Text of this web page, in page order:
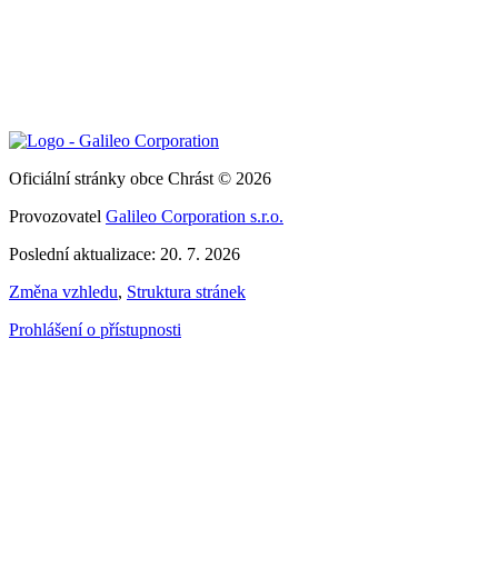
Oficiální stránky obce Chrást © 2026
Provozovatel Galileo Corporation s.r.o.
Poslední aktualizace: 20. 7. 2026
Změna vzhledu, Struktura stránek
Prohlášení o přístupnosti